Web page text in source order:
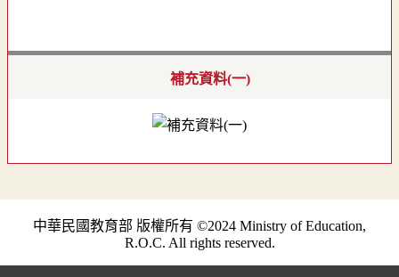
補充資料(一)
中華民國教育部 版權所有 ©2024 Ministry of Education,
R.O.C. All rights reserved.